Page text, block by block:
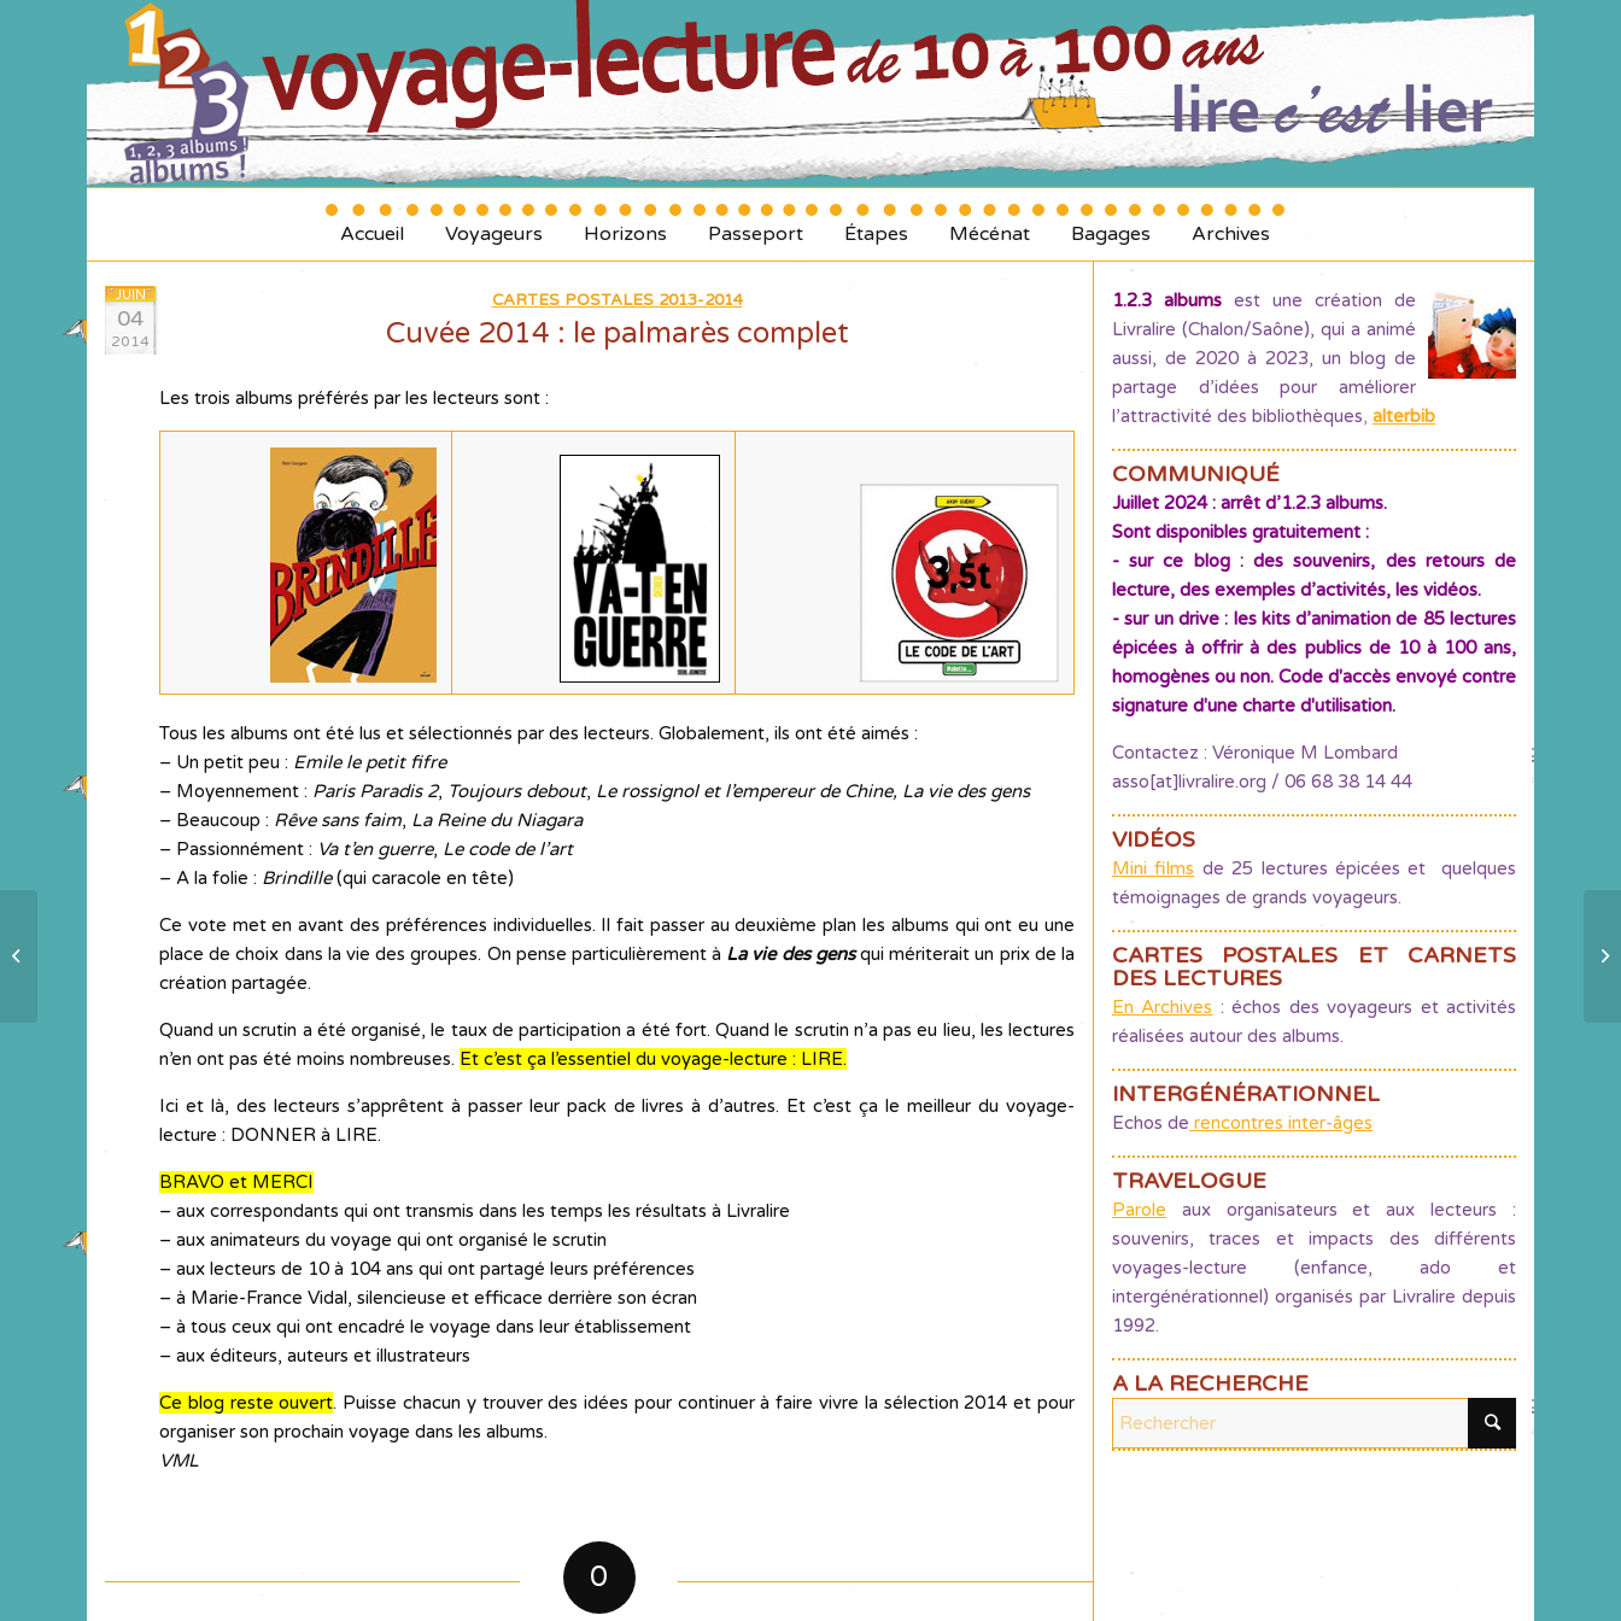
Accueil Voyageurs Horizons Passeport Étapes Mécénat Bagages Archives
JUIN
04
2014
CARTES POSTALES 2013-2014
Cuvée 2014 : le palmarès complet
Les trois albums préférés par les lecteurs sont :
Tous les albums ont été lus et sélectionnés par des lecteurs. Globalement, ils ont été aimés :
– Un petit peu : Emile le petit fifre
– Moyennement : Paris Paradis 2, Toujours debout, Le rossignol et l’empereur de Chine, La vie des gens
– Beaucoup : Rêve sans faim, La Reine du Niagara
– Passionnément : Va t’en guerre, Le code de l’art
– A la folie : Brindille(qui caracole en tête)
Ce vote met en avant des préférences individuelles. Il fait passer au deuxième plan les albums qui ont eu une
place de choix dans la vie des groupes. On pense particulièrement à La vie des gensqui mériterait un prix de la
création partagée.
Quand un scrutin a été organisé, le taux de participation a été fort. Quand le scrutin n’a pas eu lieu, les lectures
n’en ont pas été moins nombreuses. Et c’est ça l’essentiel du voyage-lecture : LIRE.
Ici et là, des lecteurs s’apprêtent à passer leur pack de livres à d’autres. Et c’est ça le meilleur du voyage-
lecture : DONNER à LIRE.
BRAVO et MERCI
– aux correspondants qui ont transmis dans les temps les résultats à Livralire
– aux animateurs du voyage qui ont organisé le scrutin
– aux lecteurs de 10 à 104 ans qui ont partagé leurs préférences
– à Marie-France Vidal, silencieuse et efficace derrière son écran
– à tous ceux qui ont encadré le voyage dans leur établissement
– aux éditeurs, auteurs et illustrateurs
Ce blog reste ouvert. Puisse chacun y trouver des idées pour continuer à faire vivre la sélection 2014 et pour
organiser son prochain voyage dans les albums.
VML
0
1.2.3 albums est une création de
Livralire (Chalon/Saône), qui a animé
aussi, de 2020 à 2023, un blog de
partage d’idées pour améliorer
l’attractivité des bibliothèques, alterbib
COMMUNIQUÉ
Juillet 2024 : arrêt d’1.2.3 albums.
Sont disponibles gratuitement :
- sur ce blog : des souvenirs, des retours de
lecture, des exemples d’activités, les vidéos.
- sur un drive : les kits d’animation de 85 lectures
épicées à offrir à des publics de 10 à 100 ans,
homogènes ou non. Code d'accès envoyé contre
signature d'une charte d'utilisation.
Contactez : Véronique M Lombard
asso[at]livralire.org / 06 68 38 14 44
VIDÉOS
Mini films de 25 lectures épicées et quelques
témoignages de grands voyageurs.
CARTES POSTALES ET CARNETS
DES LECTURES
En Archives : échos des voyageurs et activités
réalisées autour des albums.
INTERGÉNÉRATIONNEL
Echos de rencontres inter-âges
TRAVELOGUE
Parole aux organisateurs et aux lecteurs :
souvenirs, traces et impacts des différents
voyages-lecture (enfance, ado et
intergénérationnel) organisés par Livralire depuis
1992.
A LA RECHERCHE